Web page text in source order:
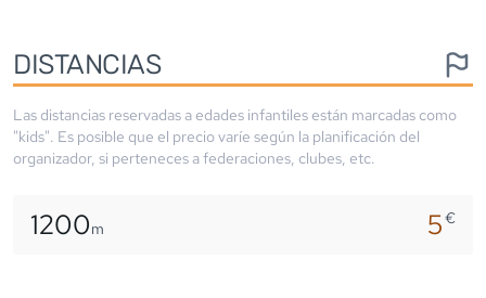
DISTANCIAS
Las distancias reservadas a edades infantiles están marcadas como
"kids". Es posible que el precio varíe según la planificación del
organizador, si perteneces a federaciones, clubes, etc.
1200m 5€